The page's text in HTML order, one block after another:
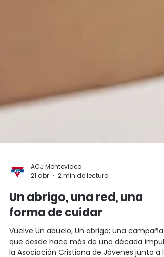
ACJ Montevideo
21 abr
2 min de lectura
Un abrigo, una red, una
forma de cuidar